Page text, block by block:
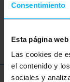
Consentimiento
Esta página
Las cookies de
el contenido y
sociales y
triphasé